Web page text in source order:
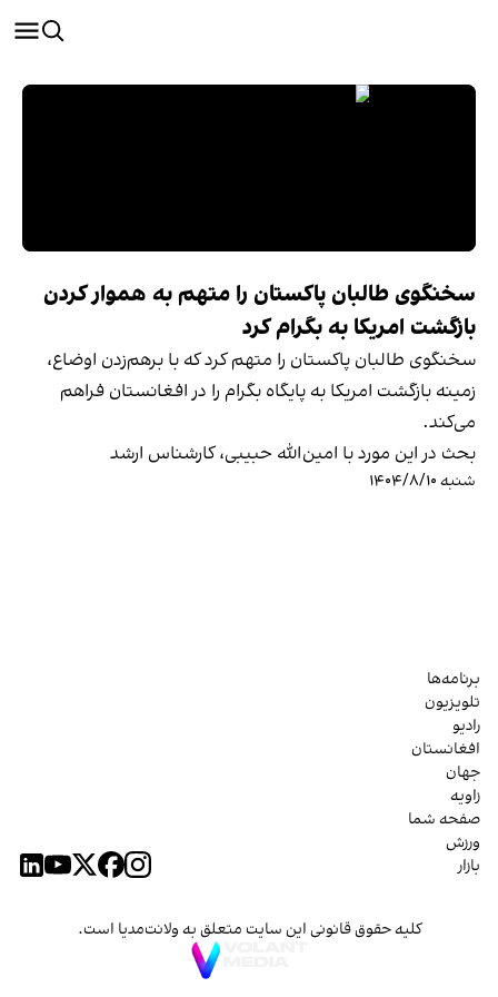
سخنگوی طالبان پاکستان را متهم به هموار کردن
بازگشت امریکا به بگرام کرد
سخنگوی طالبان پاکستان را متهم کرد که با برهم‌زدن اوضاع،
زمینه بازگشت امریکا به پایگاه بگرام را در افغانستان فراهم
می‌کند.
بحث در این مورد با امین‌الله حبیبی، کارشناس ارشد
شنبه ۱۴۰۴/۸/۱۰
برنامه‌ها
تلویزیون
رادیو
افغانستان
جهان
زاویه
صفحه شما
ورزش
بازار
کلیه حقوق قانونی این سایت متعلق به ولانت‌مدیا است.